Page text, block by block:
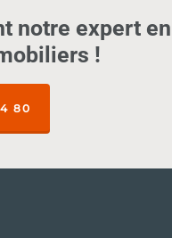
notre expert en
!
80